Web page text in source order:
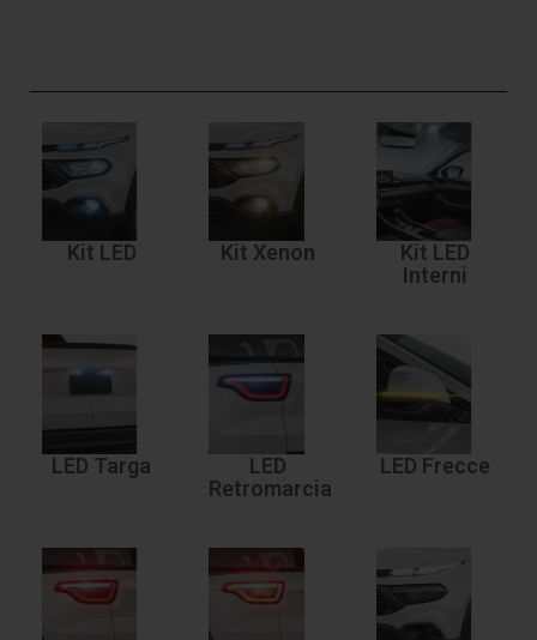
Kit LED Kit Xenon
Kit LED
Interni
LED Targa
LED
Retromarcia
LED Frecce